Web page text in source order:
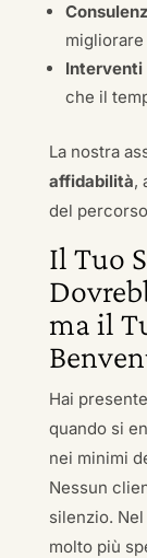
Interventi
che il
La nostra
affidabilità,
del
Il Tuo
ma il
Hai
quando si
nei minimi
Nessun
silenzio.
molto più